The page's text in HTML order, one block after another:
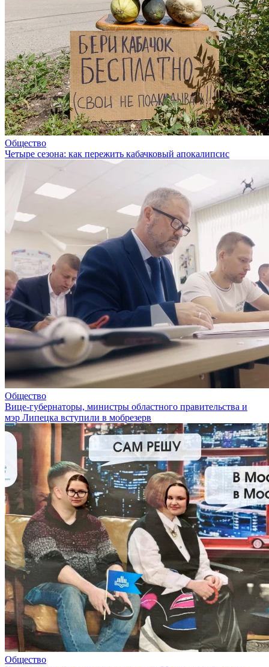
Общество
Четыре сезона: как пережить кабачковый апокалипсис
Общество
Вице-губернаторы, министры областного правительства и
мэр Липецка вступили в мобрезерв
Общество